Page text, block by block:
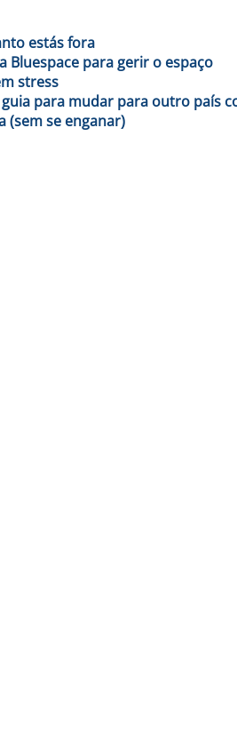
estás fora
Bluespace para gerir o espaço
stress
para mudar para outro país
(sem se enganar)